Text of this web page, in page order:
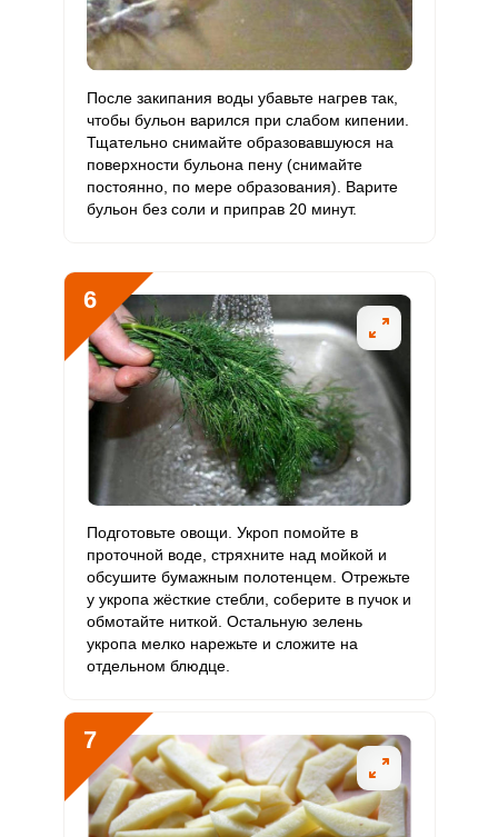
После закипания воды убавьте нагрев так,
чтобы бульон варился при слабом кипении.
Тщательно снимайте образовавшуюся на
поверхности бульона пену (снимайте
постоянно, по мере образования). Варите
бульон без соли и приправ 20 минут.
6
Подготовьте овощи. Укроп помойте в
проточной воде, стряхните над мойкой и
обсушите бумажным полотенцем. Отрежьте
у укропа жёсткие стебли, соберите в пучок и
обмотайте ниткой. Остальную зелень
укропа мелко нарежьте и сложите на
отдельном блюдце.
7
ВХОД НА САЙТ РЕГИСТРАЦИЯ
с помощью социальных сетей:
или
1 ИЗ 12
Сообщить об ошибке